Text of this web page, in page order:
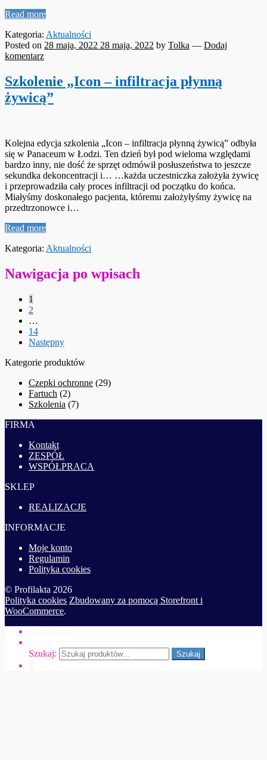
Read more
Kategoria: Aktualności
Posted on 28 maja, 2022 28 maja, 2022 by Tolka — Dodaj
komentarz
Szkolenie „Icon – infiltracja płynną
żywicą”
Kolejna edycja szkolenia „Icon – infiltracja płynną żywicą” odbyła
się w Panaceum w Łodzi. Ten dzień był pod wieloma względami
bardzo inny, nie dość że sprzęt odmówił posłuszeństwa to jeszcze
sekundka dekoncentracji i… …każda uczestniczka założyła żywicę
i przeprowadziła cały proces infiltracji od początku do końca.
Miałyśmy doskonałego pacjenta, któremu założyłyśmy żywicę na
przedtrzonowce i…
Read more
Kategoria: Aktualności
Nawigacja po wpisach
1
2
…
14
Następny
Kategorie produktów
Czepki ochronne (29)
Fartuch (2)
Szkolenia (7)
FIRMA
Kontakt
ZESPÓŁ
WSPÓŁPRACA
SKLEP
REALIZACJE
INFORMACJE
Moje konto
Regulamin
Polityka cookies
© Profilakta 2026
Polityka cookies Zbudowany za pomocą Storefront i
WooCommerce.
Szukaj:
Szukaj